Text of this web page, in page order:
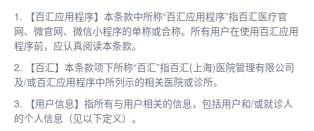
1. 【百汇应用程序】本条款中所称“百汇应用程序”指百汇医疗官
网、微官网、微信小程序的单称或合称。所有用户在使用百汇应用
程序前，应认真阅读本条款。
2. 【百汇】本条款项下所称“百汇”指百汇(上海)医院管理有限公司
及/或百汇应用程序中所列示的相关医院或诊所。
3. 【用户信息】指所有与用户相关的信息，包括用户和/或就诊人
的个人信息（见以下定义）。